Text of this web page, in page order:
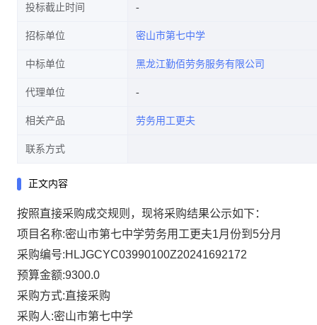
投标截止时间
招标单位 密山市第七中学
中标单位 黑龙江勤佰劳务服务有限公司
代理单位
相关产品 劳务用工更夫
联系方式
正文内容
按照直接采购成交规则，现将采购结果公示如下：
项目名称:密山市第七中学劳务用工更夫1月份到5分月
采购编号:HLJGCYC03990100Z20241692172
预算金额:9300.0
采购方式:直接采购
采购人:密山市第七中学